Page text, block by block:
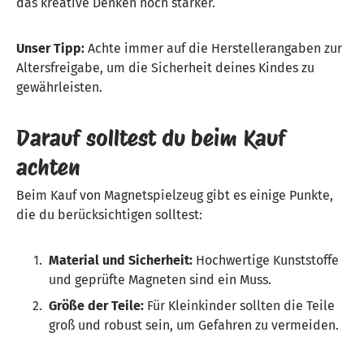
Unser Tipp: Achte immer auf die Herstellerangaben zur
Altersfreigabe, um die Sicherheit deines Kindes zu
gewährleisten.
Darauf solltest du beim Kauf
achten
Beim Kauf von Magnetspielzeug gibt es einige Punkte,
die du berücksichtigen solltest:
Material und Sicherheit: Hochwertige Kunststoffe
und geprüfte Magneten sind ein Muss.
Größe der Teile: Für Kleinkinder sollten die Teile
groß und robust sein, um Gefahren zu vermeiden.